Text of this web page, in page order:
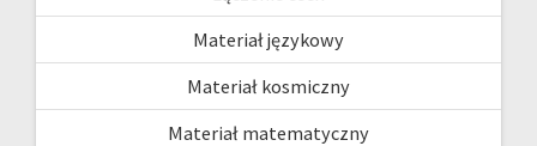
Materiał językowy
Materiał kosmiczny
Materiał matematyczny